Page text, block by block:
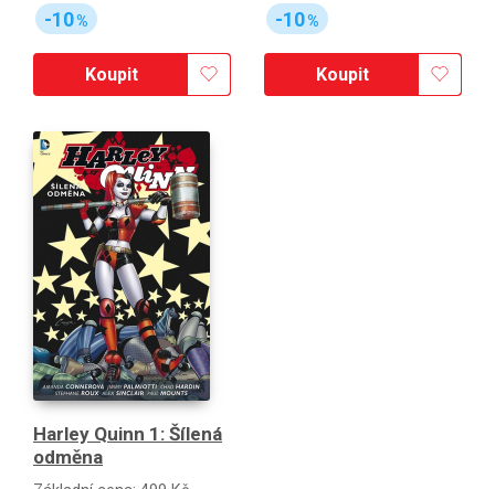
-10%
Koupit
-10%
Koupit
Harley Quinn 1: Šílená
odměna